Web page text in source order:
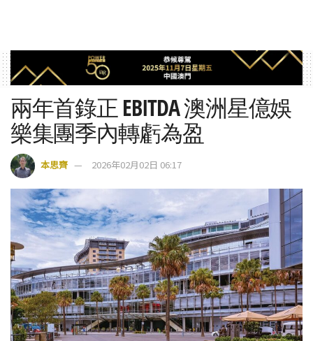
兩年首錄正 EBITDA 澳洲星億娛
樂集團季內轉虧為盈
本思齊 2026年02月02日 06:17